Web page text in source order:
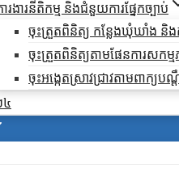
ារងារនីតិកម្ម និងជំនួយការផ្នែកច្បាប់
ចុះត្រួតពិនិត្យ កន្លែងឃុំឃាំង និ
ចុះត្រួតពិនិត្យតាមផែនការសកម្មភ
ចុះអង្កេតស្រាវជ្រាវតាមពាក្
៤